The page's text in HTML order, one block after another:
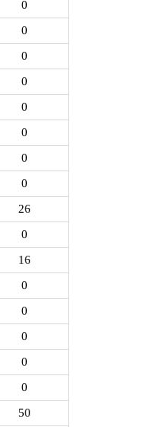
0
0
0
0
0
0
0
0
26
0
16
0
0
0
0
0
50